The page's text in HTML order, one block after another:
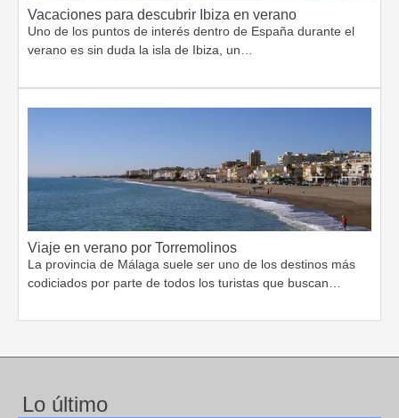
Vacaciones para descubrir Ibiza en verano
Uno de los puntos de interés dentro de España durante el
verano es sin duda la isla de Ibiza, un…
Viaje en verano por Torremolinos
La provincia de Málaga suele ser uno de los destinos más
codiciados por parte de todos los turistas que buscan…
Lo último